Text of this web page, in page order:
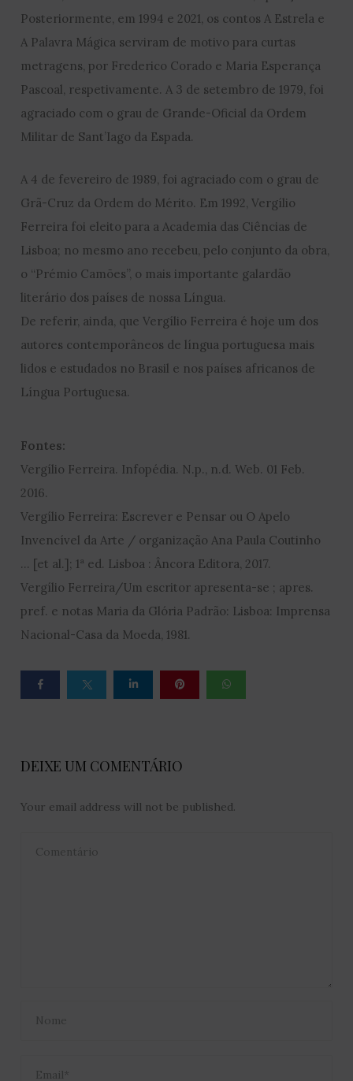
Posteriormente, em 1994 e 2021, os contos A Estrela e
A Palavra Mágica serviram de motivo para curtas
metragens, por Frederico Corado e Maria Esperança
Pascoal, respetivamente. A 3 de setembro de 1979, foi
agraciado com o grau de Grande-Oficial da Ordem
Militar de Sant’Iago da Espada.
A 4 de fevereiro de 1989, foi agraciado com o grau de
Grã-Cruz da Ordem do Mérito. Em 1992, Vergílio
Ferreira foi eleito para a Academia das Ciências de
Lisboa; no mesmo ano recebeu, pelo conjunto da obra,
o “Prémio Camões”, o mais importante galardão
literário dos países de nossa Língua.
De referir, ainda, que Vergílio Ferreira é hoje um dos
autores contemporâneos de língua portuguesa mais
lidos e estudados no Brasil e nos países africanos de
Língua Portuguesa.
Fontes:
Vergílio Ferreira. Infopédia. N.p., n.d. Web. 01 Feb.
2016.
Vergílio Ferreira: Escrever e Pensar ou O Apelo
Invencível da Arte / organização Ana Paula Coutinho
… [et al.]; 1ª ed. Lisboa : Âncora Editora, 2017.
Vergílio Ferreira/Um escritor apresenta-se ; apres.
pref. e notas Maria da Glória Padrão: Lisboa: Imprensa
Nacional-Casa da Moeda, 1981.
DEIXE UM COMENTÁRIO
Your email address will not be published.